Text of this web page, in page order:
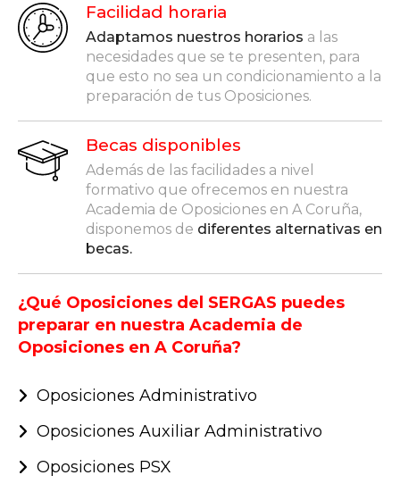
Facilidad horaria
Adaptamos nuestros horarios a las
necesidades que se te presenten, para
que esto no sea un condicionamiento a la
preparación de tus Oposiciones.
Becas disponibles
Además de las facilidades a nivel
formativo que ofrecemos en nuestra
Academia de Oposiciones en A Coruña,
disponemos de diferentes alternativas en
becas.
¿Qué Oposiciones del SERGAS puedes
preparar en nuestra Academia de
Oposiciones en A Coruña?
Oposiciones Administrativo
Oposiciones Auxiliar Administrativo
Oposiciones PSX